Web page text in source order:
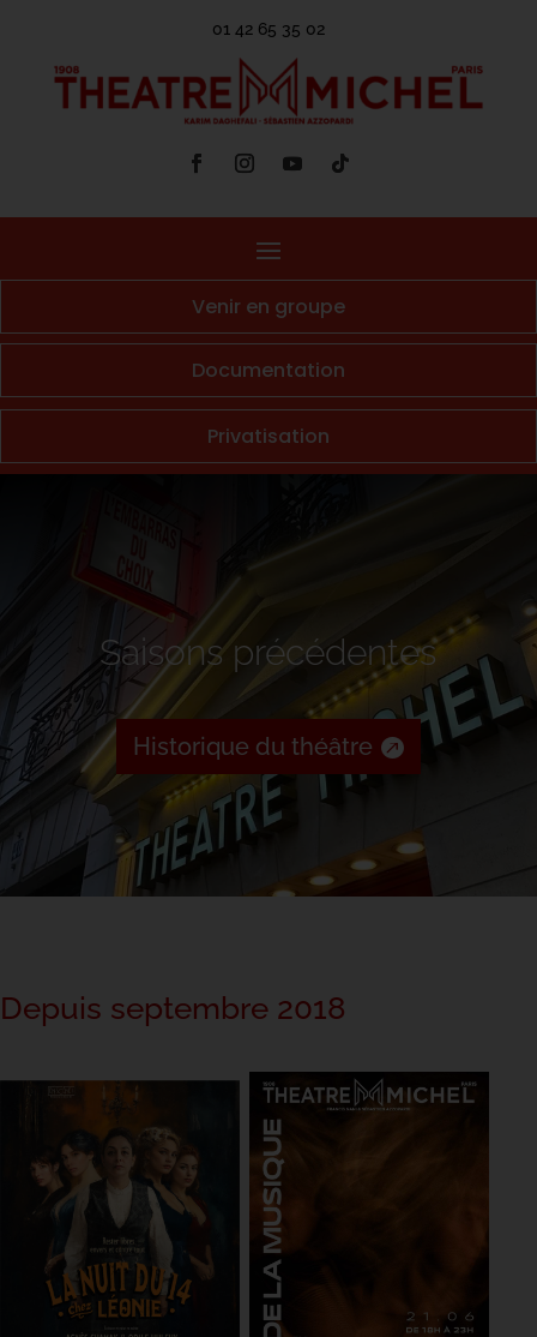
01 42 65 35 02
Venir en groupe
Documentation
Privatisation
Saisons précédentes
Historique du théâtre
Depuis septembre 2018